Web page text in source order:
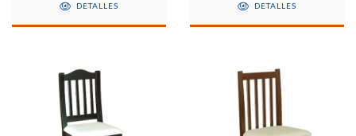
DETALLES DETALLES